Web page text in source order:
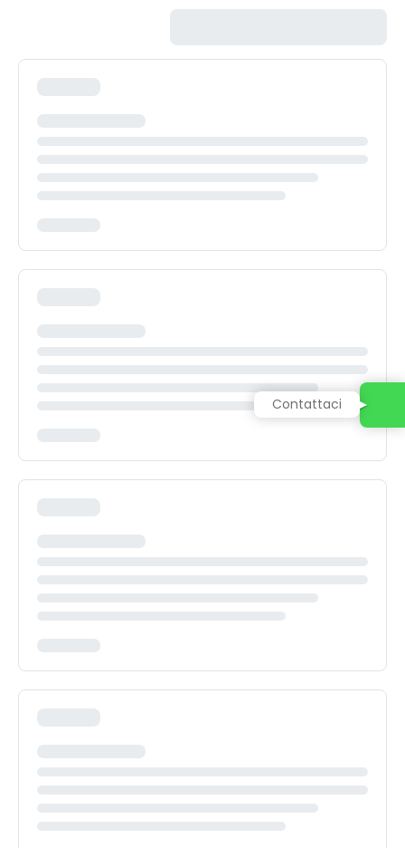
Contattaci